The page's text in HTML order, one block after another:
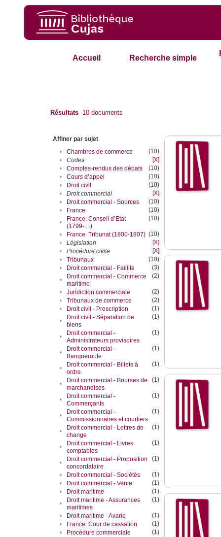
Accueil Recherche simple
Résultats 10 documents
Affiner par sujet
•
Chambres de commerce
(10)
•
Codes
[X]
•
Comptes-rendus des débats
(10)
•
Cours d’appel
(10)
•
Droit civil
(10)
•
Droit commercial
[X]
•
Droit commercial - Sources
(10)
•
France
(10)
•
France. Conseil d’Etat
(1799-....)
(10)
• France. Tribunat (1800-1807) (10)
•
Législation
[X]
•
Procédure civile
[X]
•
Tribunaux
(10)
•
Droit commercial - Faillite
(3)
•
Droit commercial - Commerce
maritime
(2)
• Juridiction commerciale
(2)
•
Tribunaux de commerce
(2)
•
Droit civil - Prescription
(1)
•
Droit civil - Séparation de
biens
(1)
•
Droit commercial -
Administrateurs provisoires
(1)
•
Droit commercial -
Banqueroute
(1)
•
Droit commercial - Billets à
ordre
(1)
•
Droit commercial - Bourses de
marchandises
(1)
•
Droit commercial -
Commerçants
(1)
•
Droit commercial -
Commissionnaires et courtiers
(1)
•
Droit commercial - Lettres de
change
(1)
•
Droit commercial - Livres
comptables
(1)
•
Droit commercial - Proposition
concordataire
(1)
• Droit commercial - Sociétés
(1)
•
Droit commercial - Vente
(1)
•
Droit maritime
(1)
•
Droit maritime - Assurances
maritimes
(1)
• Droit maritime - Avarie
(1)
•
France. Cour de cassation
(1)
•
Procédure commerciale
(1)